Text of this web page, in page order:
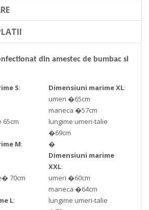
din amestec de bumbac si
S:
65cm
M:
70cm
L:
Dimensiuni marime XL:
umeri �65cm
maneca �57cm
lungime umeri-talie
�69cm
�
Dimensiuni marime
XXL:
umeri �60cm
maneca �64cm
lungime umeri-talie